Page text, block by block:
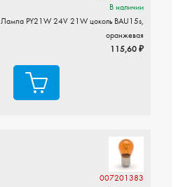
В наличии
Лампа PY21W 24V 21W цоколь BAU15s,
оранжевая
115,60 ₽
007201383